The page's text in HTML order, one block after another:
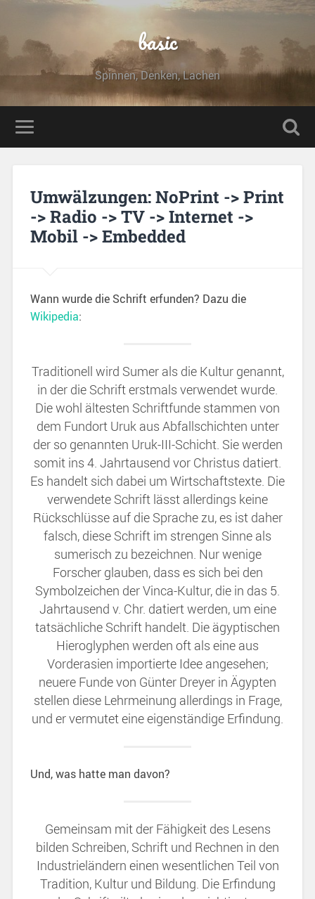
basic
Spinnen, Denken, Lachen
Umwälzungen: NoPrint -> Print
-> Radio -> TV -> Internet ->
Mobil -> Embedded
Wann wurde die Schrift erfunden? Dazu die
Wikipedia:
Traditionell wird Sumer als die Kultur genannt,
in der die Schrift erstmals verwendet wurde.
Die wohl ältesten Schriftfunde stammen von
dem Fundort Uruk aus Abfallschichten unter
der so genannten Uruk-III-Schicht. Sie werden
somit ins 4. Jahrtausend vor Christus datiert.
Es handelt sich dabei um Wirtschaftstexte. Die
verwendete Schrift lässt allerdings keine
Rückschlüsse auf die Sprache zu, es ist daher
falsch, diese Schrift im strengen Sinne als
sumerisch zu bezeichnen. Nur wenige
Forscher glauben, dass es sich bei den
Symbolzeichen der Vinca-Kultur, die in das 5.
Jahrtausend v. Chr. datiert werden, um eine
tatsächliche Schrift handelt. Die ägyptischen
Hieroglyphen werden oft als eine aus
Vorderasien importierte Idee angesehen;
neuere Funde von Günter Dreyer in Ägypten
stellen diese Lehrmeinung allerdings in Frage,
und er vermutet eine eigenständige Erfindung.
Und, was hatte man davon?
Gemeinsam mit der Fähigkeit des Lesens
bilden Schreiben, Schrift und Rechnen in den
Industrieländern einen wesentlichen Teil von
Tradition, Kultur und Bildung. Die Erfindung